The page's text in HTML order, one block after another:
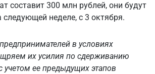
составит 300 млн рублей, они будут
неделе, с 3 октября.
в условиях
их усилия по сдерживанию
ее предыдущих этапов